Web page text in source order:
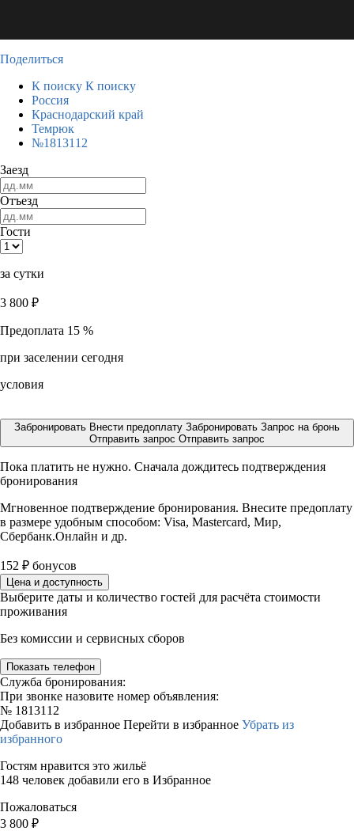
Поделиться
К поиску К поиску
Россия
Краснодарский край
Темрюк
№1813112
Заезд
Отъезд
Гости
за сутки
3 800 ₽
Предоплата 15 %
при заселении сегодня
условия
Забронировать Внести предоплату Забронировать Запрос на бронь
Отправить запрос Отправить запрос
Пока платить не нужно. Сначала дождитесь подтверждения
бронирования
Мгновенное подтверждение бронирования. Внесите предоплату
в размере удобным способом: Visa, Mastercard, Мир,
Сбербанк.Онлайн и др.
152 ₽ бонусов
Цена и доступность
Выберите даты и количество гостей для расчёта стоимости
проживания
Без комиссии и сервисных сборов
Показать телефон
Служба бронирования:
При звонке назовите номер объявления:
№ 1813112
Добавить в избранное Перейти в избранное Убрать из
избранного
Гостям нравится это жильё
148 человек добавили его в Избранное
Пожаловаться
3 800 ₽